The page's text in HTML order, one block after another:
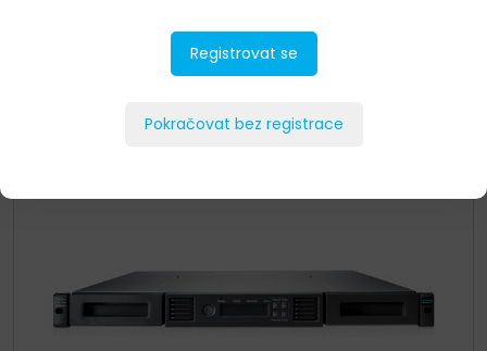
HPE StoreOnce Systems
Registrovat se
Pokračovat bez registrace